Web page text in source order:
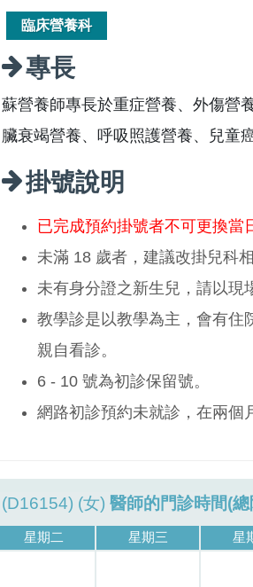
臨床營養科
專長
蘇營養師專長於重症營養、外傷營
臟衰竭營養、呼吸照護營養、兒童
掛號說明
已完成預約掛號者不可更換當
未滿 18 歲者，建議改掛兒科相
未有身分證之新生兒，請以現
教學診是以教學為主，會有住
親自看診。
6 - 10 號為初診保留號。
網路初診預約未就診，在兩個